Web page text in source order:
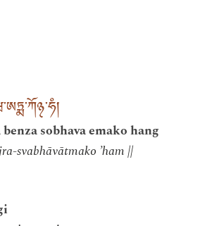
sobhava emako hang
svabhāvātmako ’ham ||